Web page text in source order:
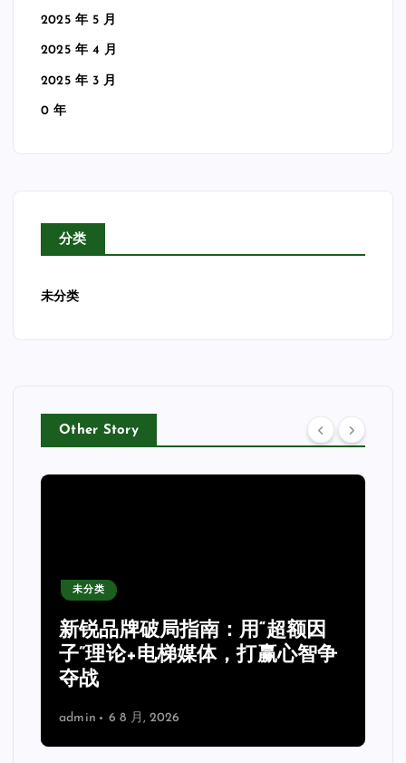
2025 年 5 月
2025 年 4 月
2025 年 3 月
0 年
分类
未分类
Other Story
未分类
新锐品牌破局指南：用“超额因
子”理论+电梯媒体，打赢心智争
夺战
admin 6 8 月, 2026